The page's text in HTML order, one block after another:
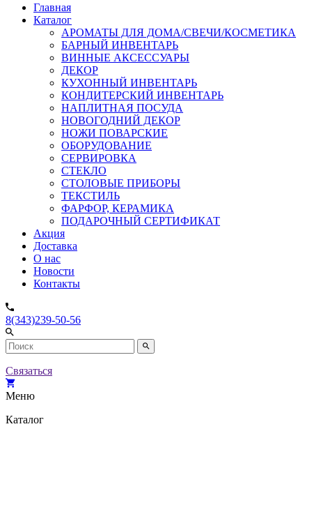
Главная
Каталог
АРОМАТЫ ДЛЯ ДОМА/СВЕЧИ/КОСМЕТИКА
БАРНЫЙ ИНВЕНТАРЬ
ВИННЫЕ АКСЕССУАРЫ
ДЕКОР
КУХОННЫЙ ИНВЕНТАРЬ
КОНДИТЕРСКИЙ ИНВЕНТАРЬ
НАПЛИТНАЯ ПОСУДА
НОВОГОДНИЙ ДЕКОР
НОЖИ ПОВАРСКИЕ
ОБОРУДОВАНИЕ
СЕРВИРОВКА
СТЕКЛО
СТОЛОВЫЕ ПРИБОРЫ
ТЕКСТИЛЬ
ФАРФОР, КЕРАМИКА
ПОДАРОЧНЫЙ СЕРТИФИКАТ
Акция
Доставка
О нас
Новости
Контакты
8(343)239-50-56
Связаться
Меню
Каталог